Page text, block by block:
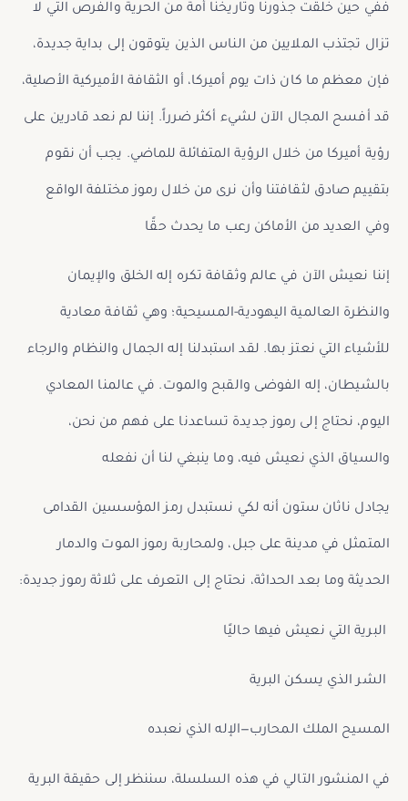
ففي حين خلقت جذورنا وتاريخنا أمة من الحرية والفرص التي لا
تزال تجتذب الملايين من الناس الذين يتوقون إلى بداية جديدة،
فإن معظم ما كان ذات يوم أميركا، أو الثقافة الأميركية الأصلية،
قد أفسح المجال الآن لشيء أكثر ضرراً. إننا لم نعد قادرين على
رؤية أميركا من خلال الرؤية المتفائلة للماضي. يجب أن نقوم
بتقييم صادق لثقافتنا وأن نرى من خلال رموز مختلفة الواقع
وفي العديد من الأماكن رعب ما يحدث حقًا
إننا نعيش الآن في عالم وثقافة تكره إله الخلق والإيمان
والنظرة العالمية اليهودية-المسيحية؛ وهي ثقافة معادية
للأشياء التي نعتز بها. لقد استبدلنا إله الجمال والنظام والرجاء
بالشيطان، إله الفوضى والقبح والموت. في عالمنا المعادي
اليوم، نحتاج إلى رموز جديدة تساعدنا على فهم من نحن،
والسياق الذي نعيش فيه، وما ينبغي لنا أن نفعله
يجادل ناثان ستون أنه لكي نستبدل رمز المؤسسين القدامى
المتمثل في مدينة على جبل، ولمحاربة رموز الموت والدمار
الحديثة وما بعد الحداثة، نحتاج إلى التعرف على ثلاثة رموز جديدة:
البرية التي نعيش فيها حاليًا
الشر الذي يسكن البرية
المسيح الملك المحارب—الإله الذي نعبده
في المنشور التالي في هذه السلسلة، سننظر إلى حقيقة البرية